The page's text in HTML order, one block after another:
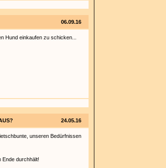
06.09.16
Hund einkaufen zu schicken...
24.05.16
unseren Bedürfnissen
Ende durchhält!